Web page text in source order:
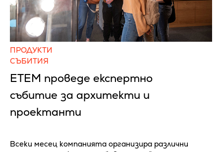
ПРОДУКТИ
СЪБИТИЯ
ЕТЕМ проведе експертно
събитие за архитекти и
проектанти
Всеки месец компанията организира различни